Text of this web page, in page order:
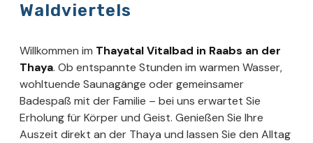
Waldviertels
Willkommen im Thayatal Vitalbad in Raabs an der
Thaya. Ob entspannte Stunden im warmen Wasser,
wohltuende Saunagänge oder gemeinsamer
Badespaß mit der Familie – bei uns erwartet Sie
Erholung für Körper und Geist. Genießen Sie Ihre
Auszeit direkt an der Thaya und lassen Sie den Alltag